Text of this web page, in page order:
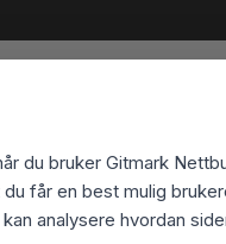
du bruker Gitmark
får en best mulig
analysere hvordan